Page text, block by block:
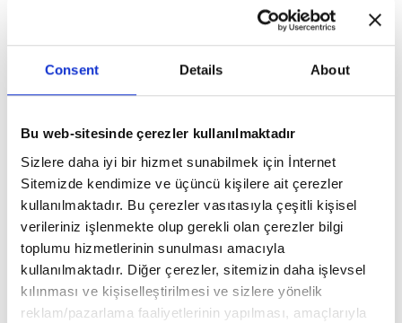
Consent Details About
Bu web-sitesinde çerezler kullanılmaktadır
Sizlere daha iyi bir hizmet sunabilmek için İnternet
Sitemizde kendimize ve üçüncü kişilere ait çerezler
kullanılmaktadır. Bu çerezler vasıtasıyla çeşitli kişisel
verileriniz işlenmekte olup gerekli olan çerezler bilgi
toplumu hizmetlerinin sunulması amacıyla
kullanılmaktadır. Diğer çerezler, sitemizin daha işlevsel
kılınması ve kişiselleştirilmesi ve sizlere yönelik
reklam/pazarlama faaliyetlerinin yapılması, amaçlarıyla
Çünkü beni boğan sarmaşığı evlat edindim